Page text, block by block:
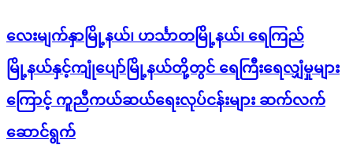
လေးမျက်နှာမြို့နယ်၊ ဟင်္သာတမြို့နယ်၊ ရေကြည်
မြို့နယ်နှင့်ကျုံပျော်မြို့နယ်တို့တွင် ရေကြီးရေလျှံမှုများ
ကြောင့် ကူညီကယ်ဆယ်ရေးလုပ်ငန်းများ ဆက်လက်
ဆောင်ရွက်